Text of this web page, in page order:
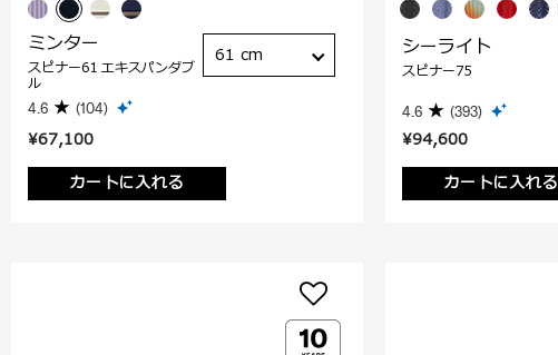
¥67,100
カートに入れる
ミンター
スピナー61 エキスパンダブ
ル
4.6 (104)
61 cm
¥94,600
カートに入れる
シーライト
スピナー75
4.6 (393)